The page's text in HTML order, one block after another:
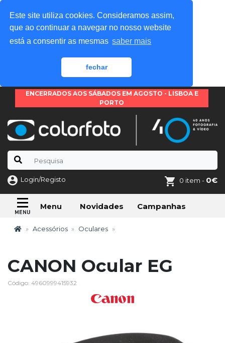
Este site utiliza cookies. Consideramos assim,
que ao continuar a navegar no nosso website
está a consentir as mesmas saber mais
fechar
ENCERRADOS AOS SÁBADOS EM AGOSTO - LISBOA E
PORTO
Login/Registo 0 item - 0€
Menu Novidades Campanhas
Acessórios Oculares
CANON Ocular EG
Código: 4960999415932